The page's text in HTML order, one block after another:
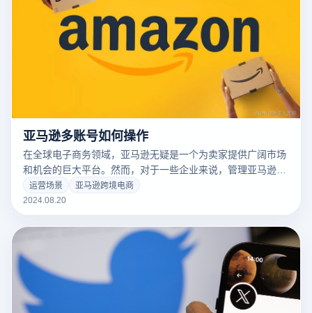
亚马逊多账号如何操作
在全球电子商务领域，亚马逊无疑是一个为卖家提供广阔市场
和机会的巨大平台。然而，对于一些企业来说，管理亚马逊多
账户已成为业务运作的重要策略。多账户操作不仅可以扩大市
场覆盖、测试商品表现，还能利用不同账户的特点实现业务增
包括最佳实践、面临的挑战以及解决方案。
运营场景
亚马逊跨境电商
2024.08.20